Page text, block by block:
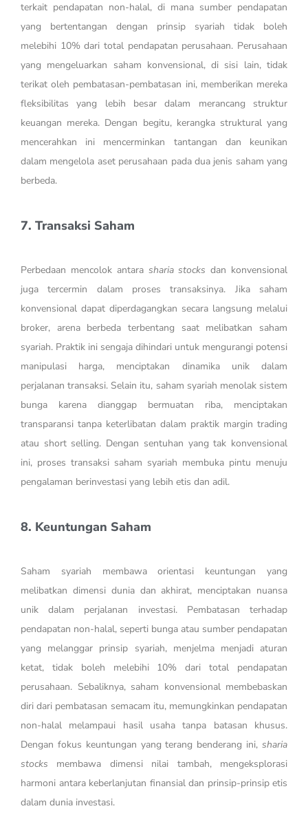
terkait pendapatan non-halal, di mana sumber pendapatan
yang bertentangan dengan prinsip syariah tidak boleh
melebihi 10% dari total pendapatan perusahaan. Perusahaan
yang mengeluarkan saham konvensional, di sisi lain, tidak
terikat oleh pembatasan-pembatasan ini, memberikan mereka
fleksibilitas yang lebih besar dalam merancang struktur
keuangan mereka. Dengan begitu, kerangka struktural yang
mencerahkan ini mencerminkan tantangan dan keunikan
dalam mengelola aset perusahaan pada dua jenis saham yang
berbeda.
7. Transaksi Saham
Perbedaan mencolok antara sharia stocks dan konvensional
juga tercermin dalam proses transaksinya. Jika saham
konvensional dapat diperdagangkan secara langsung melalui
broker, arena berbeda terbentang saat melibatkan saham
syariah. Praktik ini sengaja dihindari untuk mengurangi potensi
manipulasi harga, menciptakan dinamika unik dalam
perjalanan transaksi. Selain itu, saham syariah menolak sistem
bunga karena dianggap bermuatan riba, menciptakan
transparansi tanpa keterlibatan dalam praktik margin trading
atau short selling. Dengan sentuhan yang tak konvensional
ini, proses transaksi saham syariah membuka pintu menuju
pengalaman berinvestasi yang lebih etis dan adil.
8. Keuntungan Saham
Saham syariah membawa orientasi keuntungan yang
melibatkan dimensi dunia dan akhirat, menciptakan nuansa
unik dalam perjalanan investasi. Pembatasan terhadap
pendapatan non-halal, seperti bunga atau sumber pendapatan
yang melanggar prinsip syariah, menjelma menjadi aturan
ketat, tidak boleh melebihi 10% dari total pendapatan
perusahaan. Sebaliknya, saham konvensional membebaskan
diri dari pembatasan semacam itu, memungkinkan pendapatan
non-halal melampaui hasil usaha tanpa batasan khusus.
Dengan fokus keuntungan yang terang benderang ini, sharia
stocks membawa dimensi nilai tambah, mengeksplorasi
harmoni antara keberlanjutan finansial dan prinsip-prinsip etis
dalam dunia investasi.